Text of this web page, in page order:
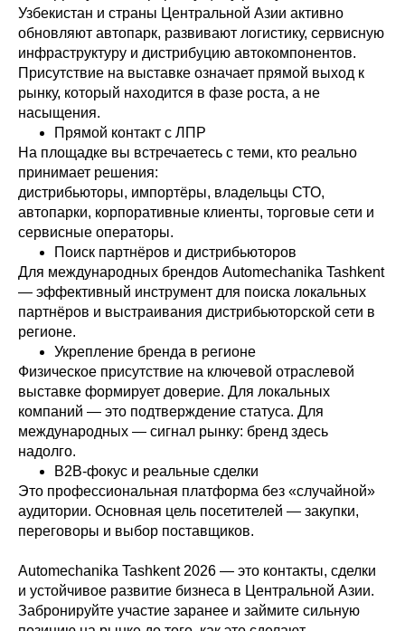
Узбекистан и страны Центральной Азии активно
обновляют автопарк, развивают логистику, сервисную
инфраструктуру и дистрибуцию автокомпонентов.
Присутствие на выставке означает прямой выход к
рынку, который находится в фазе роста, а не
насыщения.
Прямой контакт с ЛПР
На площадке вы встречаетесь с теми, кто реально
принимает решения:
дистрибьюторы, импортёры, владельцы СТО,
автопарки, корпоративные клиенты, торговые сети и
сервисные операторы.
Поиск партнёров и дистрибьюторов
Для международных брендов Automechanika Tashkent
— эффективный инструмент для поиска локальных
партнёров и выстраивания дистрибьюторской сети в
регионе.
Укрепление бренда в регионе
Физическое присутствие на ключевой отраслевой
выставке формирует доверие. Для локальных
компаний — это подтверждение статуса. Для
международных — сигнал рынку: бренд здесь
надолго.
B2B-фокус и реальные сделки
Это профессиональная платформа без «случайной»
аудитории. Основная цель посетителей — закупки,
переговоры и выбор поставщиков.
Automechanika Tashkent 2026 — это контакты, сделки
и устойчивое развитие бизнеса в Центральной Азии.
Забронируйте участие заранее и займите сильную